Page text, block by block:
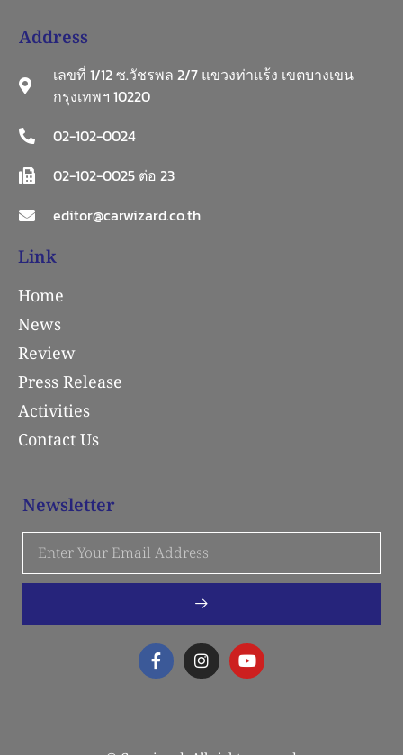
Address
เลขที่ 1/12 ซ.วัชรพล 2/7 แขวงท่าแร้ง เขตบางเขน
กรุงเทพฯ 10220
02-102-0024
02-102-0025 ต่อ 23
editor@carwizard.co.th
Link
Home
News
Review
Press Release
Activities
Contact Us
Newsletter